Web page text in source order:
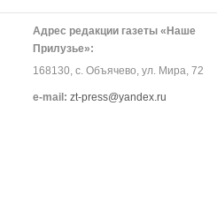
Адрес редакции газеты «Наше
Прилузье»:
168130, с. Объячево, ул. Мира, 72
е-mail: zt-press@yandex.ru